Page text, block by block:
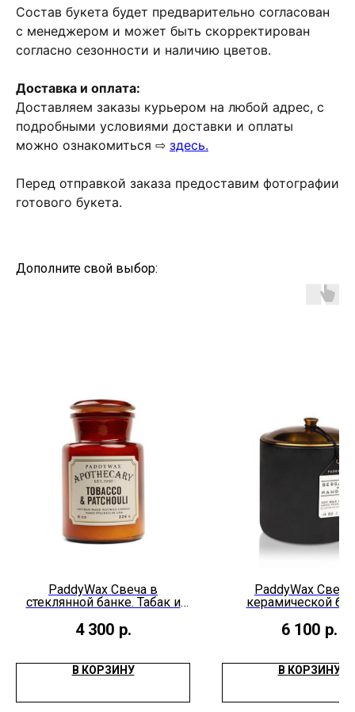
Состав букета будет предварительно согласован
с менеджером и может быть скорректирован
согласно сезонности и наличию цветов.
Доставка и оплата:
Доставляем заказы курьером на любой адрес, с
подробными условиями доставки и оплаты
можно ознакомиться ⇨ здесь.
Перед отправкой заказа предоставим фотографии
готового букета.
Дополните свой выбор:
PaddyWax Cвеча в
стеклянной банке. Табак и
4 300 р.
В КОРЗИНУ
PaddyWax
керамической
420гр
6 100 р.
В КОРЗИНУ